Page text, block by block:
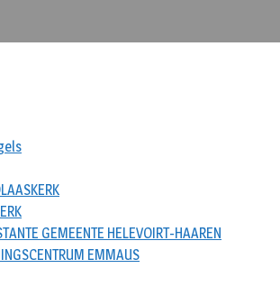
GEMEENTE HELEVOIRT-HAAREN
EMMAUS